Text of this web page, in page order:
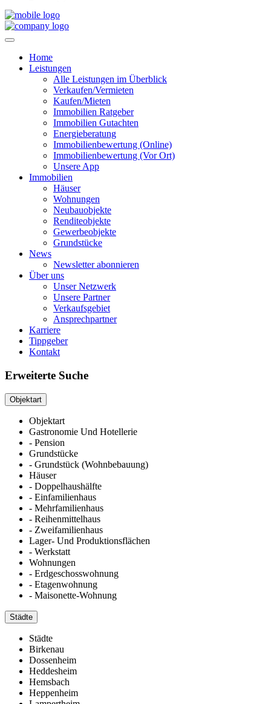
Home
Leistungen
Alle Leistungen im Überblick
Verkaufen/Vermieten
Kaufen/Mieten
Immobilien Ratgeber
Immobilien Gutachten
Energieberatung
Immobilienbewertung (Online)
Immobilienbewertung (Vor Ort)
Unsere App
Immobilien
Häuser
Wohnungen
Neubauobjekte
Renditeobjekte
Gewerbeobjekte
Grundstücke
News
Newsletter abonnieren
Über uns
Unser Netzwerk
Unsere Partner
Verkaufsgebiet
Ansprechpartner
Karriere
Tippgeber
Kontakt
Erweiterte Suche
Objektart
Objektart
Gastronomie Und Hotellerie
- Pension
Grundstücke
- Grundstück (Wohnbebauung)
Häuser
- Doppelhaushälfte
- Einfamilienhaus
- Mehrfamilienhaus
- Reihenmittelhaus
- Zweifamilienhaus
Lager- Und Produktionsflächen
- Werkstatt
Wohnungen
- Erdgeschosswohnung
- Etagenwohnung
- Maisonette-Wohnung
Städte
Städte
Birkenau
Dossenheim
Heddesheim
Hemsbach
Heppenheim